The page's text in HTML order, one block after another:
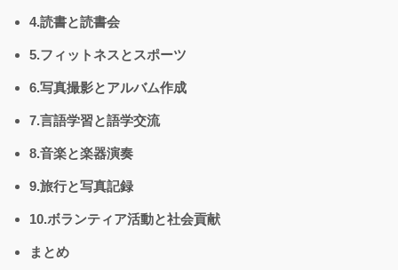
4.読書と読書会
5.フィットネスとスポーツ
6.写真撮影とアルバム作成
7.言語学習と語学交流
8.音楽と楽器演奏
9.旅行と写真記録
10.ボランティア活動と社会貢献
まとめ